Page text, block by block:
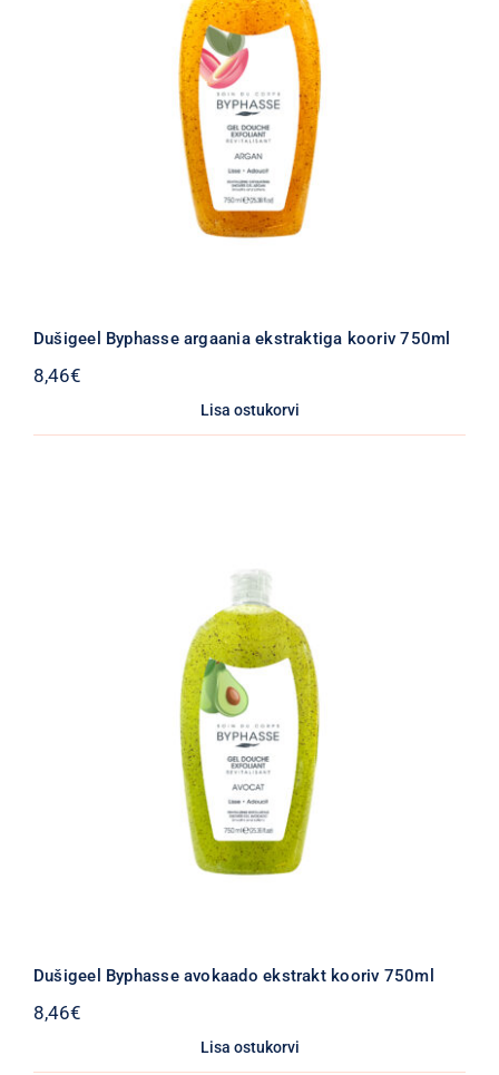
Dušigeel Byphasse argaania ekstraktiga kooriv 750ml
8,46€
Lisa ostukorvi
Dušigeel Byphasse avokaado ekstrakt kooriv 750ml
8,46€
Lisa ostukorvi